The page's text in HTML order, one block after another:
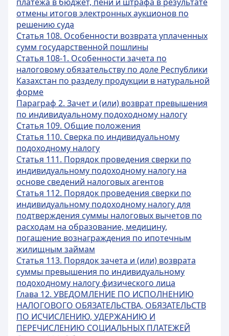
отмены итогов электронных аукционов по
решению суда
Статья 108. Особенности возврата уплаченных
сумм государственной пошлины
Статья 108-1. Особенности зачета по
налоговому обязательству по доле Республики
Казахстан по разделу продукции в натуральной
форме
Параграф 2. Зачет и (или) возврат превышения
по индивидуальному подоходному налогу
Статья 109. Общие положения
Статья 110. Сверка по индивидуальному
подоходному налогу
Статья 111. Порядок проведения сверки по
индивидуальному подоходному налогу на
основе сведений налоговых агентов
Статья 112. Порядок проведения сверки по
индивидуальному подоходному налогу для
подтверждения суммы налоговых вычетов по
расходам на образование, медицину,
погашение вознаграждения по ипотечным
жилищным займам
Статья 113. Порядок зачета и (или) возврата
суммы превышения по индивидуальному
подоходному налогу физического лица
Глава 12. УВЕДОМЛЕНИЕ ПО ИСПОЛНЕНИЮ
НАЛОГОВОГО ОБЯЗАТЕЛЬСТВА, ОБЯЗАТЕЛЬСТВ
ПО ИСЧИСЛЕНИЮ, УДЕРЖАНИЮ И
ПЕРЕЧИСЛЕНИЮ СОЦИАЛЬНЫХ ПЛАТЕЖЕЙ